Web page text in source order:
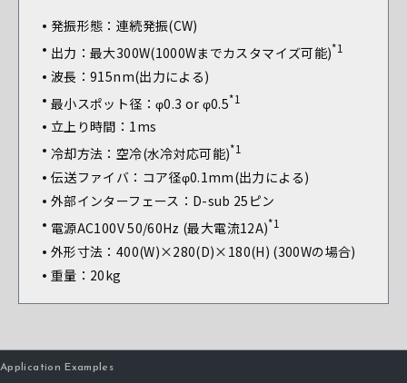
発振形態：連続発振(CW)
出力：最大300W(1000Wまでカスタマイズ可能)*1
波長：915nm(出力による)
最小スポット径：φ0.3 or φ0.5*1
立上り時間：1ms
冷却方法：空冷(水冷対応可能)*1
伝送ファイバ：コア径φ0.1mm(出力による)
外部インターフェース：D-sub 25ピン
電源AC100V 50/60Hz (最大電流12A)*1
外形寸法：400(W)×280(D)×180(H) (300Wの場合)
重量：20kg
Application Examples